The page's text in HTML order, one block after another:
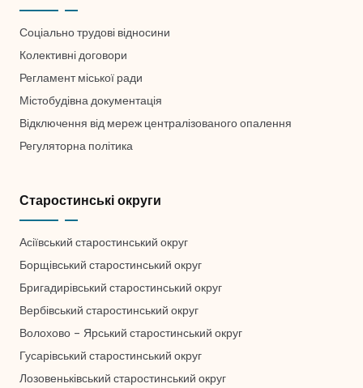
Соціально трудові відносини
Колективні договори
Регламент міської ради
Містобудівна документація
Відключення від мереж централізованого опалення
Регуляторна політика
Старостинські округи
Асіївський старостинський округ
Борщівський старостинський округ
Бригадирівський старостинський округ
Вербівський старостинський округ
Волохово – Ярський старостинський округ
Гусарівський старостинський округ
Лозовеньківський старостинський округ